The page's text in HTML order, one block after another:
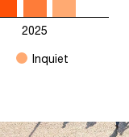
Inquiet
2025